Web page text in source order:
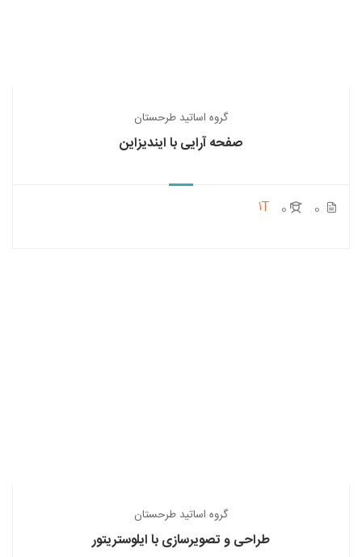
گروه اساتید طرحستان
صفحه آرایی با ایندیزاین
0
0
1T
گروه اساتید طرحستان
طراحی و تصویرسازی با ایلوستریتور